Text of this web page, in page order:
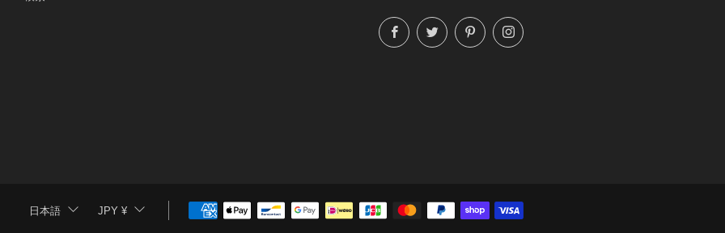
FacebookTwitterPinterestInstagram
日本語 JPY ¥